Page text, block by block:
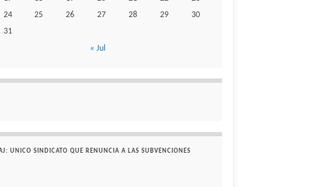
24
25 26 27 28 29
30
31
« Jul
UNICO SINDICATO QUE RENUNCIA A LAS SUBVENCIONES